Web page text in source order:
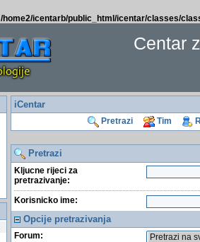
/home2/icentarb/public_html/icentar/classes/
Centar
iCentar
Pretrazi Tim
Pretrazi
Kljucne rijeci za
pretrazivanje:
Korisnicko ime:
Opcije pretrazivanja
Forum: